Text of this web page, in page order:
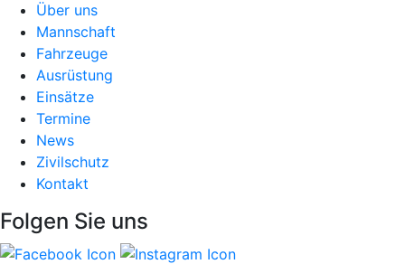
Über uns
Mannschaft
Fahrzeuge
Ausrüstung
Einsätze
Termine
News
Zivilschutz
Kontakt
Folgen Sie uns